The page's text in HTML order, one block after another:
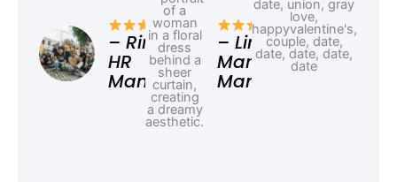
– Rina,
HR
Manager
– Linda,
Marketing
Manager